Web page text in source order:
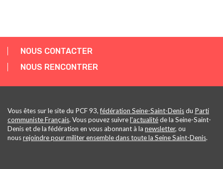
NOUS CONTACTER
NOUS RENCONTRER
Vous êtes sur le site du PCF 93,fédération Seine-Saint-Denisdu Parti
communiste Français. Vous pouvez suivrel'actualitéde la Seine-Saint-
Denis et de la fédération en vous abonnant à la newsletter, ou
nousrejoindre pour militer ensemble dans toute la Seine Saint-Denis.